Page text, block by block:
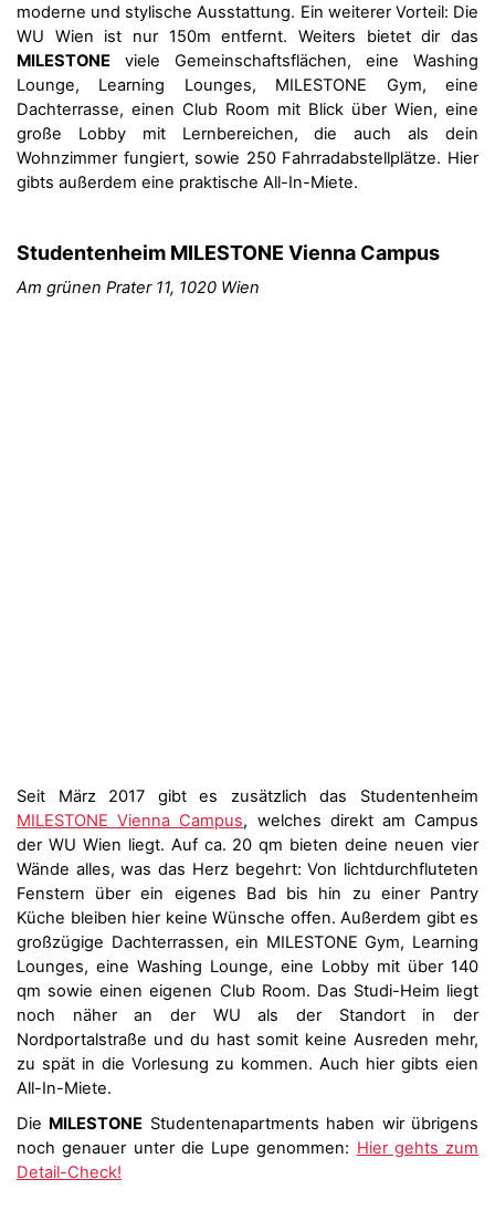
moderne und stylische Ausstattung. Ein weiterer Vorteil: Die
WU Wien ist nur 150m entfernt. Weiters bietet dir das
MILESTONE viele Gemeinschaftsflächen, eine Washing
Lounge, Learning Lounges, MILESTONE Gym, eine
Dachterrasse, einen Club Room mit Blick über Wien, eine
große Lobby mit Lernbereichen, die auch als dein
Wohnzimmer fungiert, sowie 250 Fahrradabstellplätze. Hier
gibts außerdem eine praktische All-In-Miete.
Studentenheim MILESTONE Vienna Campus
Am grünen Prater 11, 1020 Wien
Seit März 2017 gibt es zusätzlich das Studentenheim
MILESTONE Vienna Campus, welches direkt am Campus
der WU Wien liegt. Auf ca. 20 qm bieten deine neuen vier
Wände alles, was das Herz begehrt: Von lichtdurchfluteten
Fenstern über ein eigenes Bad bis hin zu einer Pantry
Küche bleiben hier keine Wünsche offen. Außerdem gibt es
großzügige Dachterrassen, ein MILESTONE Gym, Learning
Lounges, eine Washing Lounge, eine Lobby mit über 140
qm sowie einen eigenen Club Room. Das Studi-Heim liegt
noch näher an der WU als der Standort in der
Nordportalstraße und du hast somit keine Ausreden mehr,
zu spät in die Vorlesung zu kommen. Auch hier gibts eien
All-In-Miete.
Die MILESTONE Studentenapartments haben wir übrigens
noch genauer unter die Lupe genommen: Hier gehts zum
Detail-Check!